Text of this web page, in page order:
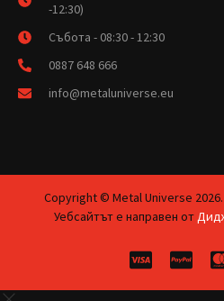
-12:30)
Събота - 08:30 - 12:30
0887 648 666
info@metaluniverse.eu
Copyright © Metal Universe
Уебсайтът е направен от